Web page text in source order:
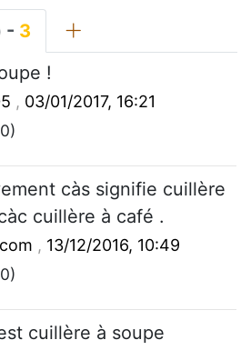
- 3
!
, 03/01/2017, 16:21
càs signifie cuillère
cuillère à café .
, 13/12/2016, 10:49
cuillère à soupe